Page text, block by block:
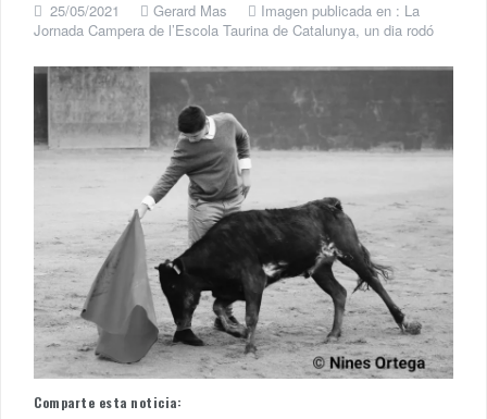
25/05/2021 Gerard Mas Imagen publicada en : La
Jornada Campera de l’Escola Taurina de Catalunya, un dia rodó
Comparte esta noticia: